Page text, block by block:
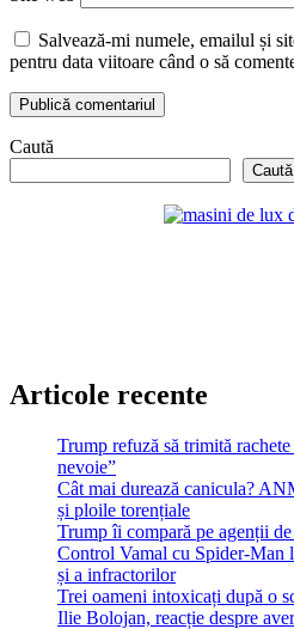
Salvează-mi numele, emailul și
pentru data viitoare când o să
Caută
Caută
Articole recente
Trump refuză să trimită
nevoie”
Cât mai durează canicula?
și ploile torențiale
Trump îi compară pe agenții
Control Vamal cu Spider-Man
și a infractorilor
Trei oameni intoxicați după o
Ilie Bolojan, reacție despre